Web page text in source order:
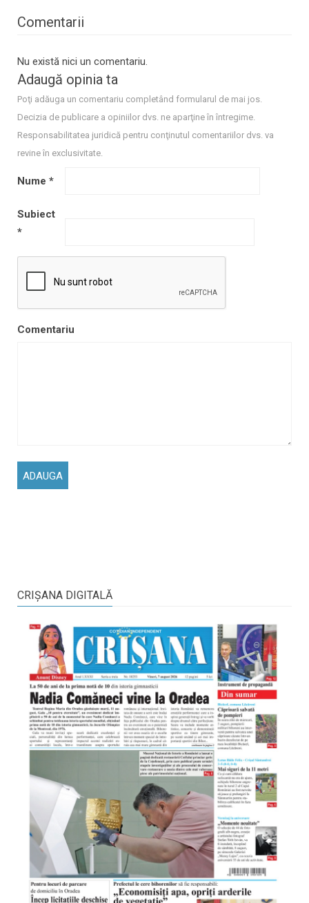
Comentarii
Nu există nici un comentariu.
Adaugă opinia ta
Poţi adăuga un comentariu completând formularul de mai jos.
Decizia de publicare a opiniilor dvs. ne aparţine în întregime.
Responsabilitatea juridică pentru conţinutul comentariilor dvs. va
revine în exclusivitate.
Nume *
Subiect
*
Comentariu
CRIŞANA DIGITALĂ